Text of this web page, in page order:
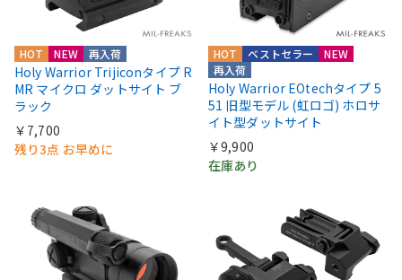
HOT NEW 再入荷
Holy Warrior Trijiconタイプ R
MR マイクロ ダットサイト ブ
ラック
￥7,700
残り3点 お早めに
HOT
NEW
再入荷
ベストセラー
Holy Warrior EOtechタイプ 5
51 旧型モデル (虹ロゴ) ホロサ
イト型ダットサイト
￥9,900
在庫あり